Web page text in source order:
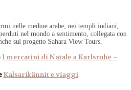
nelle medine arabe, nei templi indiani,
nel mondo a sentimento, collegata con
sul progetto Sahara View Tours.
I mercatini di Natale a Karlsruhe –
Kalsarikännit e viaggi